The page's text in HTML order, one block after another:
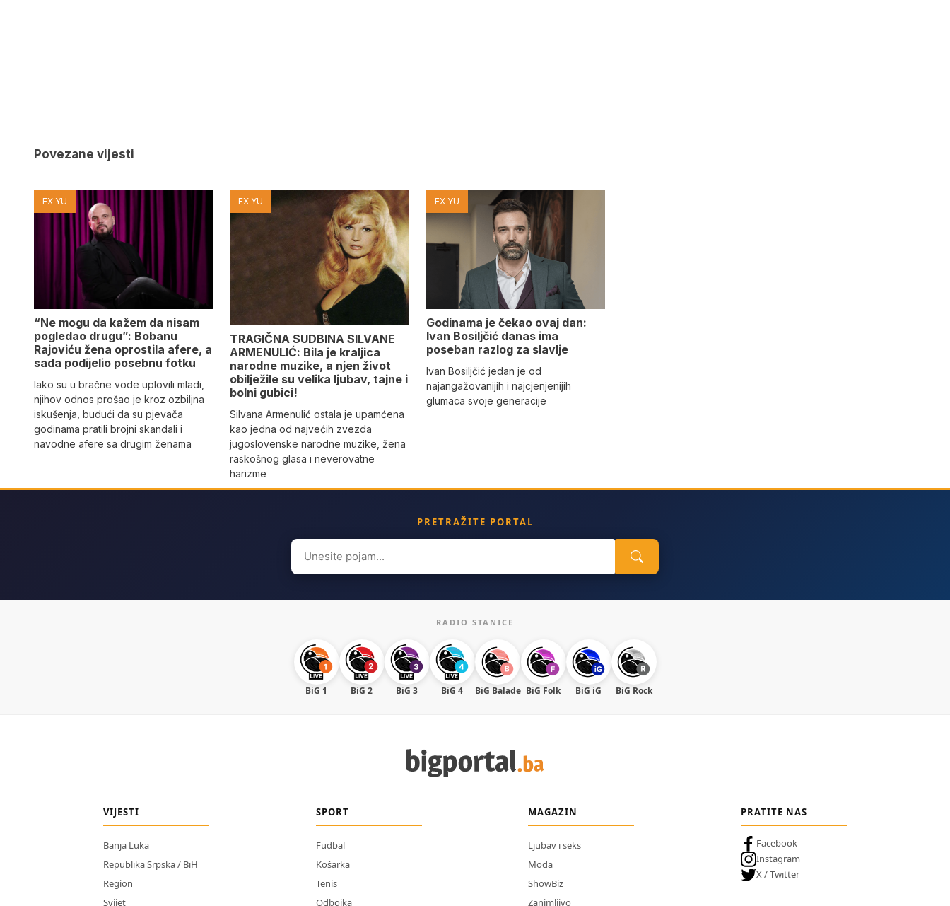
Povezane vijesti
EX YU
“Ne mogu da kažem da nisam
pogledao drugu”: Bobanu
Rajoviću žena oprostila afere, a
sada podijelio posebnu fotku
Iako su u bračne vode uplovili mladi,
njihov odnos prošao je kroz ozbiljna
iskušenja, budući da su pjevača
godinama pratili brojni skandali i
navodne afere sa drugim ženama
EX YU
TRAGIČNA SUDBINA SILVANE
ARMENULIĆ: Bila je kraljica
narodne muzike, a njen život
obilježile su velika ljubav, tajne i
bolni gubici!
Silvana Armenulić ostala je upamćena
kao jedna od najvećih zvezda
jugoslovenske narodne muzike, žena
raskošnog glasa i neverovatne
harizme
EX YU
Godinama je čekao ovaj dan:
Ivan Bosiljčić danas ima
poseban razlog za slavlje
Ivan Bosiljčić jedan je od
najangažovanijih i najcjenjenijih
glumaca svoje generacije
PRETRAŽITE PORTAL
Search
for:
RADIO STANICE
BiG 1 BiG 2 BiG 3 BiG 4 BiG Balade BiG Folk BiG iG BiG Rock
VIJESTI
Banja Luka
Republika Srpska / BiH
Region
Svijet
SPORT
Fudbal
Košarka
Tenis
Odbojka
MAGAZIN
Ljubav i seks
Moda
ShowBiz
Zanimljivo
PRATITE NAS
Facebook
Instagram
X / Twitter